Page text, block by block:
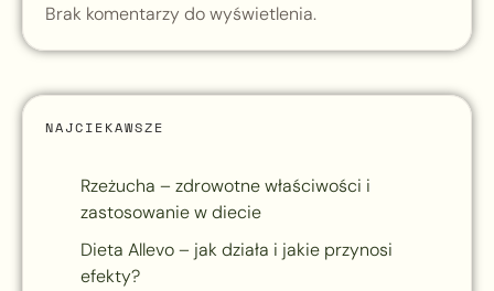
Brak komentarzy do wyświetlenia.
NAJCIEKAWSZE
Rzeżucha – zdrowotne właściwości i
zastosowanie w diecie
Dieta Allevo – jak działa i jakie przynosi
efekty?